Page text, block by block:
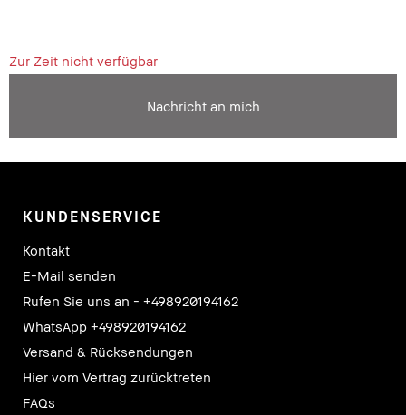
Zur Zeit nicht verfügbar
Nachricht an mich
KUNDENSERVICE
Kontakt
E-Mail senden
Rufen Sie uns an - +498920194162
WhatsApp +498920194162
Versand & Rücksendungen
Hier vom Vertrag zurücktreten
FAQs